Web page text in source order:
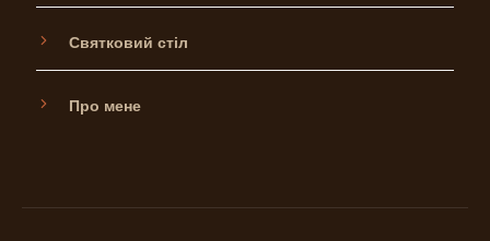
Святковий стіл
Про мене